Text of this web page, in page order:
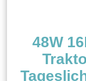
48W